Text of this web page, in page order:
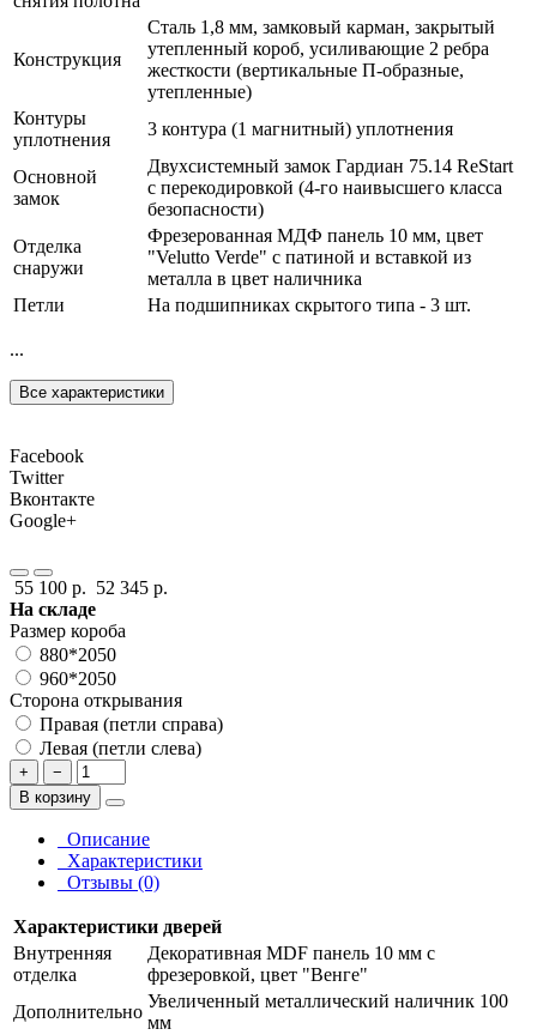
Конструкция
Сталь 1,8 мм, замковый карман, закрытый
утепленный короб, усиливающие 2 ребра
жесткости (вертикальные П-образные,
утепленные)
Контуры
уплотнения
3 контура (1 магнитный) уплотнения
Основной
замок
Двухсистемный замок Гардиан 75.14 ReStart
с перекодировкой (4-го наивысшего класса
безопасности)
Отделка
снаружи
Фрезерованная МДФ панель 10 мм, цвет
"Velutto Verde" с патиной и вставкой из
металла в цвет наличника
Петли
На подшипниках скрытого типа - 3 шт.
...
Все характеристики
Facebook
Twitter
Вконтакте
Google+
55 100 р. 52 345 р.
На складе
Размер короба
880*2050
960*2050
Сторона открывания
Правая (петли справа)
Левая (петли слева)
+
−
В корзину
Описание
Характеристики
Отзывы (0)
Характеристики дверей
Внутренняя
отделка
Декоративная MDF панель 10 мм с
фрезеровкой, цвет "Венге"
Дополнительно
Увеличенный металлический наличник 100
мм